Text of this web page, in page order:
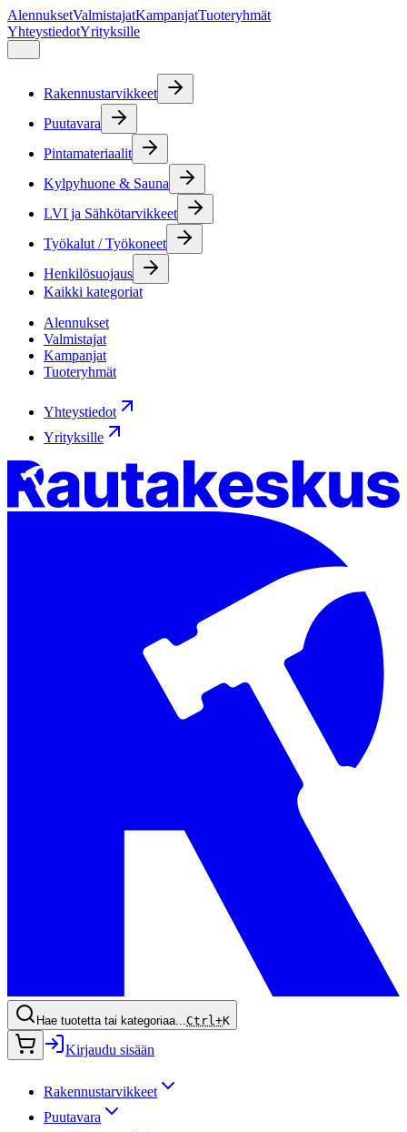
AlennuksetValmistajatKampanjatTuoteryhmät
YhteystiedotYrityksille
Rakennustarvikkeet
Puutavara
Pintamateriaalit
Kylpyhuone & Sauna
LVI ja Sähkötarvikkeet
Työkalut / Työkoneet
Henkilösuojaus
Kaikki kategoriat
Alennukset
Valmistajat
Kampanjat
Tuoteryhmät
Yhteystiedot
Yrityksille
Hae tuotetta tai kategoriaa...Ctrl+K
Kirjaudu sisään
Rakennustarvikkeet
Puutavara